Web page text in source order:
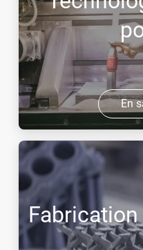
En